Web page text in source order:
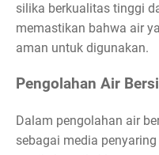
silika berkualitas tinggi
memastikan bahwa air
aman untuk digunakan.
Pengolahan Air
Dalam pengolahan air
sebagai media